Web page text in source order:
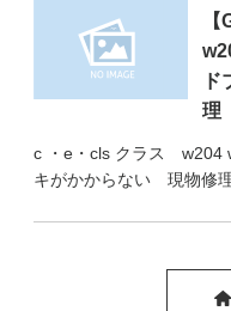
理
c ・e・cls クラス w204
キがかからない 現物修